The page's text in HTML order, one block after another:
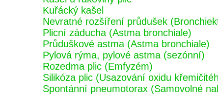
Kuřácký kašel
Nevratné rozšíření průdušek
Plicní záducha (Astma bronchiale)
Průduškové astma (Astma bronchiale)
Pylová rýma, pylové astma (sezónní)
Rozedma plic (Emfyzém)
Silikóza plic (Usazování oxidu
Spontánní pneumotorax (Samovolné